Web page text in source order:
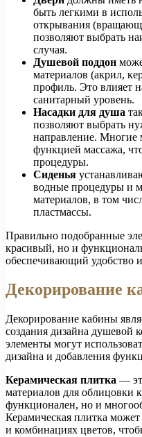
быть легкими в
открывания
позволяют выбрать
случая.
Душевой поддон
материалов (акрил,
профиль. Это влияет
санитарный уровень.
Насадки для душа
позволяют выбрать
направление. Многие
функцией массажа,
процедуры.
Сиденья
водные процедуры и
материалов, в том
пластмассы.
Правильно подобранные
красивый, но и
обеспечивающий удобство
Декорирование
Декорирование кабины
создания дизайна душевой
элементы могут
дизайна и добавления
Керамическая плитка —
материалов для облицовки
функционален, но и
Керамическая плитка
и комбинациях цветов,